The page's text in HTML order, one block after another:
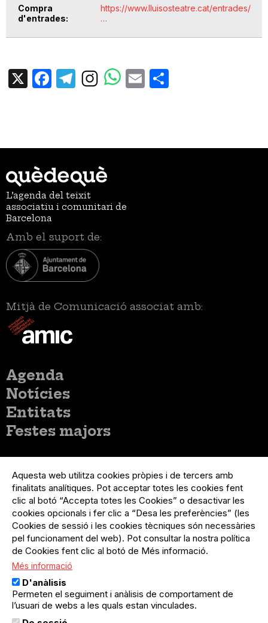
Compra
d'entrades
https://www.lluisosteatre.cat/entrades/
…
X Facebook
TelegramEmail
L’agenda del teixit
associatiu i comunitari de
Barcelona
Amb el suport de:
Mitjà de Comunicació associat amb:
Menú
principal
Agenda
Notícies
Entitats
Festes majors
del
compte
d'usuari
Menú
usuari
no
loggat
Registre organització
Menú
Peu
Sobre el projecte
Preguntes freqüents
Contacte
Menú
Legal
Política de privacitat
Avís legal
Política de cookies
Aquesta web utilitza cookies pròpies i de tercers amb
finalitats analítiques. Pot acceptar totes les cookies fent
clic al botó “Accepta totes les Cookies” o desactivar les
cookies opcionals i fer clic a “Desa les preferències” (les
Cookies de sessió i les cookies tècniques són necessàries
pel funcionament del web). Pot consultar la nostra política
de Cookies fent clic al botó de Més informació.
Més informació
D'anàlisis
Permeten el seguiment i anàlisis de comportament de
l’usuari de webs a les quals estan vinculades.